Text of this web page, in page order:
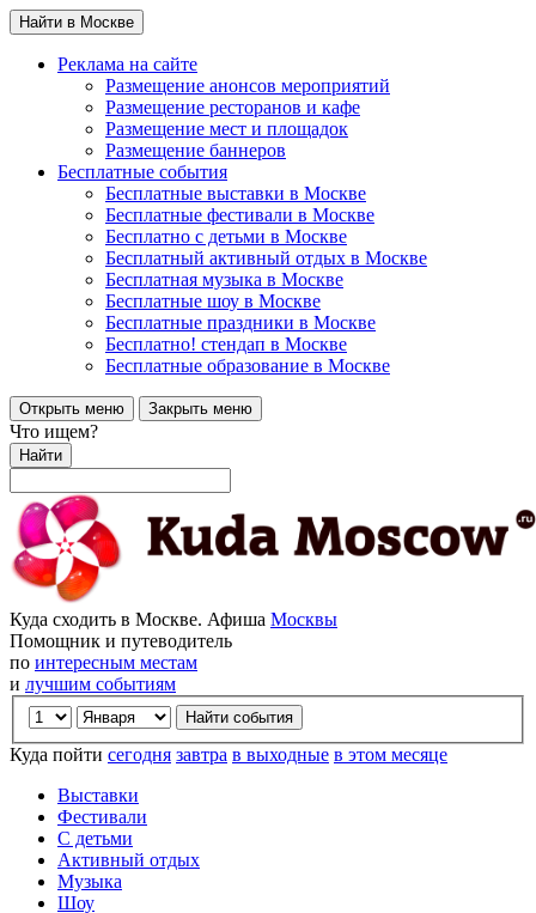
Найти в Москве
Реклама на сайте
Размещение анонсов мероприятий
Размещение ресторанов и кафе
Размещение мест и площадок
Размещение баннеров
Бесплатные события
Бесплатные выставки в Москве
Бесплатные фестивали в Москве
Бесплатно с детьми в Москве
Бесплатный активный отдых в Москве
Бесплатная музыка в Москве
Бесплатные шоу в Москве
Бесплатные праздники в Москве
Бесплатно! стендап в Москве
Бесплатные образование в Москве
Открыть меню Закрыть меню
Что ищем?
Найти
Куда сходить в Москве. Афиша Москвы
Помощник и путеводитель
по интересным местам
и лучшим событиям
Куда пойти сегодня завтра в выходные в этом месяце
Выставки
Фестивали
С детьми
Активный отдых
Музыка
Шоу